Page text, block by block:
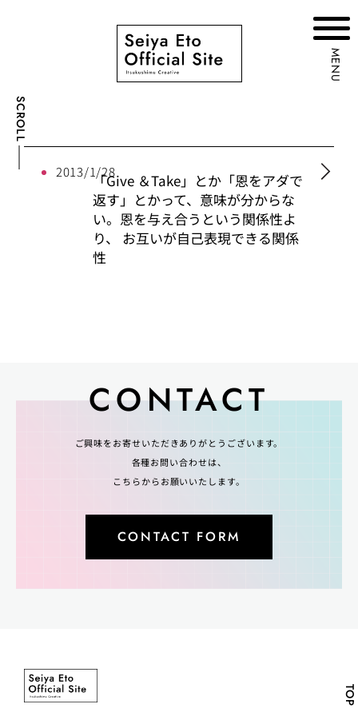
SCROLL
MENU
2013/1/28「Give ＆Take」とか「恩をアダで
返す」とかって、意味が分からな
い。恩を与え合うという関係性よ
り、 お互いが自己表現できる関係
性
CONTACT
ご興味をお寄せいただきありがとうございます。
各種お問い合わせは、
こちらからお願いいたします。
CONTACT FORM
TOP